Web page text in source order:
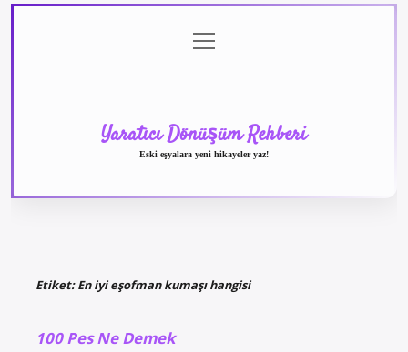
menüyü
aç
Yaratıcı Dönüşüm Rehberi
Eski eşyalara yeni hikayeler yaz!
Etiket:En iyi eşofman kumaşı hangisi
100 Pes Ne Demek